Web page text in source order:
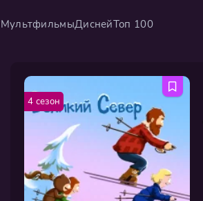
МультфильмыДиснейТоп 100
4 сезон